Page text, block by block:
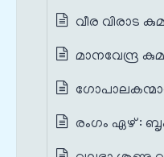
വീര വിരാട
മാനവേന്ദ്ര
രംഗം ഏഴ് :